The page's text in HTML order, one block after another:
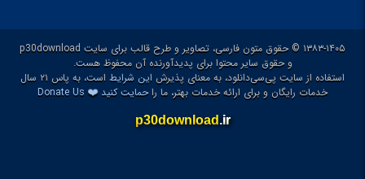
۱۳۸۳-۱۴۰۵ © حقوق متون فارسی، تصاویر و طرح قالب برای سایت p30download
و حقوق سایر محتوا برای پدیدآورنده آن محفوظ هست.
استفاده از سایت پی‌سی‌دانلود، به معنای پذیرش این شرایط
است، به پاس ۲۱ سال
خدمات رایگان و برای ارائه خدمات بهتر، ما راحمایت کنید❤️
p30download